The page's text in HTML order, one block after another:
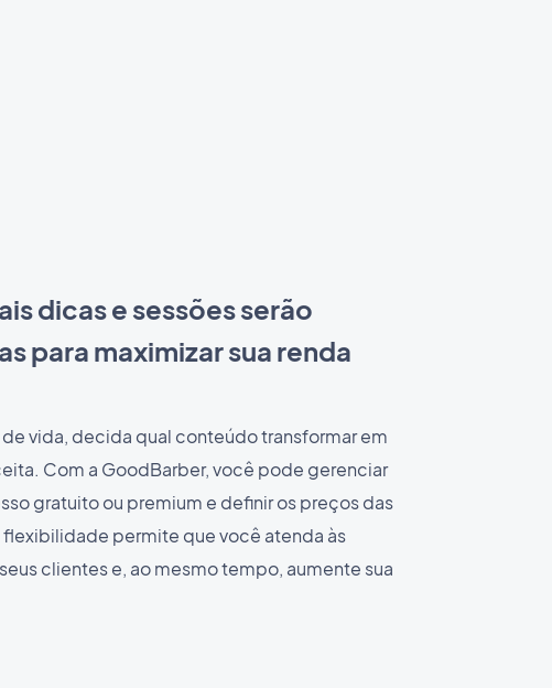
dicas e sessões serão
para maximizar sua renda
vida, decida qual conteúdo transformar em
Com a GoodBarber, você pode gerenciar
gratuito ou premium e definir os preços das
flexibilidade permite que você atenda às
clientes e, ao mesmo tempo, aumente sua